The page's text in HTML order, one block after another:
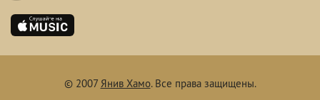
© 2007 Янив Хамо. Все права защищены.